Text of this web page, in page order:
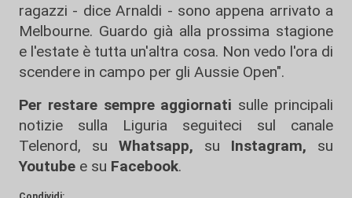
ragazzi - dice Arnaldi - sono appena arrivato a
Melbourne. Guardo già alla prossima stagione
e l'estate è tutta un'altra cosa. Non vedo l'ora di
scendere in campo per gli Aussie Open".
Per restare sempre aggiornati sulle principali
notizie sulla Liguria seguiteci sul canale
Telenord, su
Whatsapp, su Instagram, su
Youtube e su Facebook.